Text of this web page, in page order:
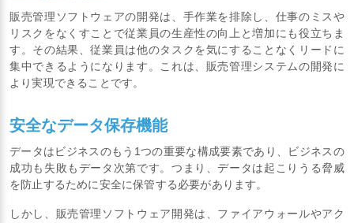
販売管理ソフトウェアの開発は、手作業を排除し、仕事のミスや
リスクをなくすことで従業員の生産性の向上と増加にも役立ちま
す。その結果、従業員は他のタスクを気にすることなくリードに
集中できるようになります。これは、販売管理システムの開発に
より実現できることです。
安全なデータ保存機能
データはビジネスのもう1つの重要な構成要素であり、ビジネスの
成功も失敗もデータ次第です。つまり、データは起こりうる脅威
を防止するために安全に保管する必要があります。
しかし、販売管理ソフトウェア開発は、ファイアウォールやアク